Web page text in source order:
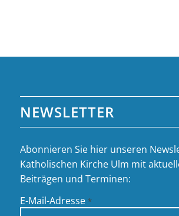
NEWSLETTER
Abonnieren Sie hier unseren
Katholischen Kirche Ulm mit
Beiträgen und Terminen:
E-Mail-Adresse *